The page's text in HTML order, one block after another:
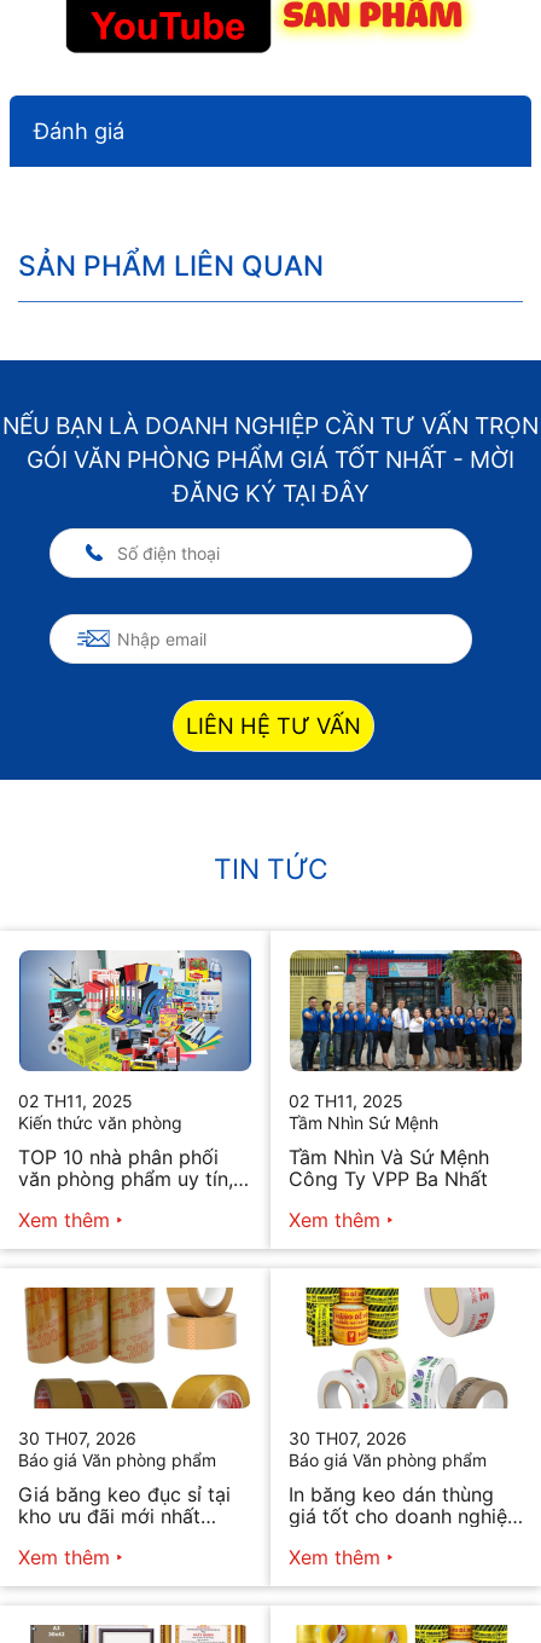
Đánh giá
SẢN PHẨM LIÊN QUAN
NẾU BẠN LÀ DOANH NGHIỆP CẦN TƯ VẤN TRỌN
GÓI VĂN PHÒNG PHẨM GIÁ TỐT NHẤT - MỜI
ĐĂNG KÝ TẠI ĐÂY
LIÊN HỆ TƯ VẤN
TIN TỨC
02 TH11, 2025
Kiến thức văn phòng
TOP 10 nhà phân phối
văn phòng phẩm uy tín,
Xem thêm
02 TH11, 2025
Tầm Nhìn Sứ Mệnh
Tầm Nhìn Và Sứ Mệnh
Công Ty VPP Ba Nhất
Xem thêm
30 TH07, 2026
Báo giá Văn phòng phẩm
Giá băng keo đục sỉ tại
kho ưu đãi mới nhất
Xem thêm
30 TH07, 2026
Báo giá Văn phòng phẩm
In băng keo dán thùng
giá tốt cho doanh nghiệp
Xem thêm